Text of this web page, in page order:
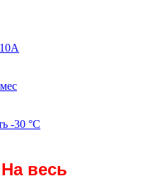
-30 °С
весь